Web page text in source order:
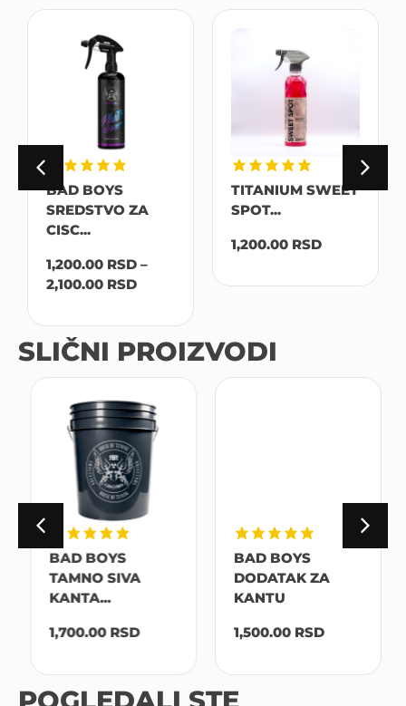
BAD BOYS
SREDSTVO ZA
CISC...
1,200.00 RSD –
2,100.00 RSD
TITANIUM SWEET
SPOT...
1,200.00 RSD
SLIČNI PROIZVODI
BAD BOYS
TAMNO SIVA
KANTA...
1,700.00 RSD
BAD BOYS
DODATAK ZA
KANTU
1,500.00 RSD